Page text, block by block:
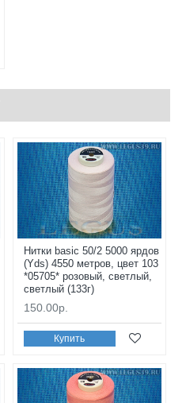
Нитки basic 50/2 5000 ярдов
(Yds) 4550 метров, цвет 103
*05705* розовый, светлый,
светлый (133г)
150.00р.
Купить